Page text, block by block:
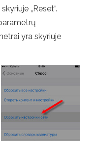
„Reset“.
yra skyriuje